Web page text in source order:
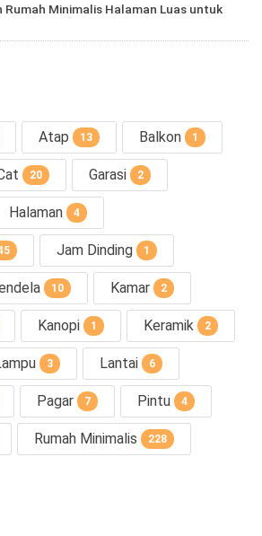
Rumah Minimalis Halaman Luas untuk
Atap 13 Balkon 1
20 Garasi 2
Halaman 4
Jam Dinding 1
10 Kamar 2
Kanopi 1 Keramik 2
3 Lantai 6
Pagar 7 Pintu 4
Rumah Minimalis 228